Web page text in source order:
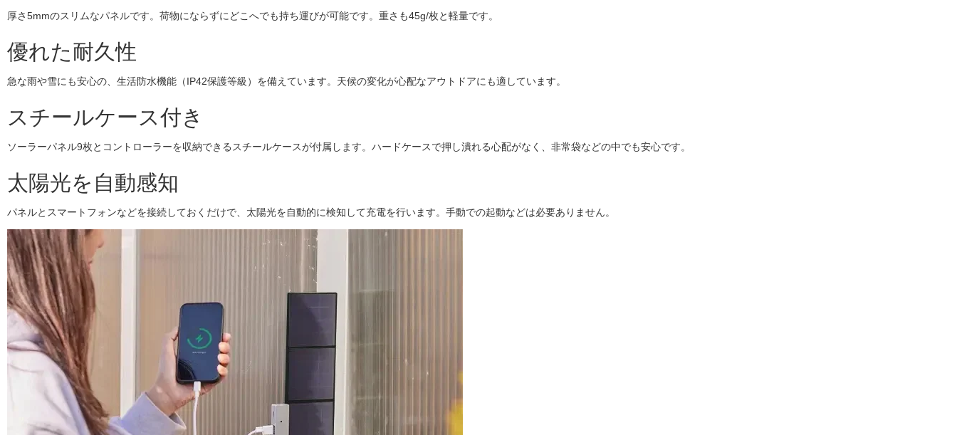
厚さ5mmのスリムなパネルです。荷物にならずにどこへでも持ち運びが可能です。重さも45g/枚と軽量です。
優れた耐久性
急な雨や雪にも安心の、生活防水機能（IP42保護等級）を備えています。天候の変化が心配なアウトドアにも適しています。
スチールケース付き
ソーラーパネル9枚とコントローラーを収納できるスチールケースが付属します。ハードケースで押し潰れる心配がなく、非常袋などの中でも安心です。
太陽光を自動感知
パネルとスマートフォンなどを接続しておくだけで、太陽光を自動的に検知して充電を行います。手動での起動などは必要ありません。